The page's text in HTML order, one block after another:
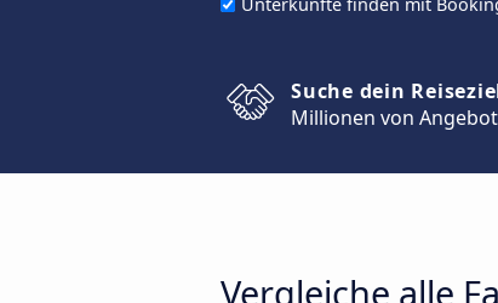
Suche dein
Millionen von
Vergleiche alle